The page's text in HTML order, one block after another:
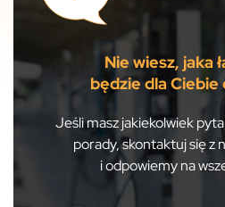
Nie wiesz, jaka
będzie dla Ciebie
Jeśli masz jakiekolwiek
porady, skontaktuj się z
i odpowiemy na